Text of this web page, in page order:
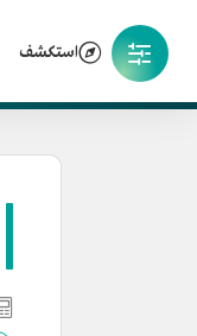
استكشف